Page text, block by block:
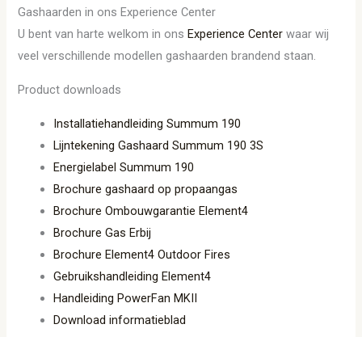
Gashaarden in ons Experience Center
U bent van harte welkom in ons Experience Center waar wij
veel verschillende modellen gashaarden brandend staan.
Product downloads
Installatiehandleiding Summum 190
Lijntekening Gashaard Summum 190 3S
Energielabel Summum 190
Brochure gashaard op propaangas
Brochure Ombouwgarantie Element4
Brochure Gas Erbij
Brochure Element4 Outdoor Fires
Gebruikshandleiding Element4
Handleiding PowerFan MKII
Download informatieblad